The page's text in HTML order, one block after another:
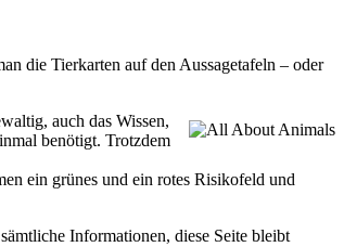
die Tierkarten auf den Aussagetafeln – oder
auch das Wissen,
benötigt. Trotzdem
ein grünes und ein rotes Risikofeld und
Informationen, diese Seite bleibt